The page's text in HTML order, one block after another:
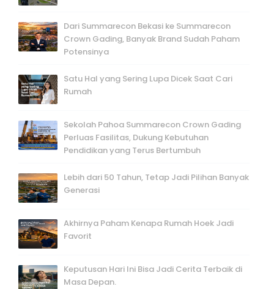
Dari Summarecon Bekasi ke Summarecon
Crown Gading, Banyak Brand Sudah Paham
Potensinya
Satu Hal yang Sering Lupa Dicek Saat Cari
Rumah
Sekolah Pahoa Summarecon Crown Gading
Perluas Fasilitas, Dukung Kebutuhan
Pendidikan yang Terus Bertumbuh
Lebih dari 50 Tahun, Tetap Jadi Pilihan Banyak
Generasi
Akhirnya Paham Kenapa Rumah Hoek Jadi
Favorit
Keputusan Hari Ini Bisa Jadi Cerita Terbaik di
Masa Depan.